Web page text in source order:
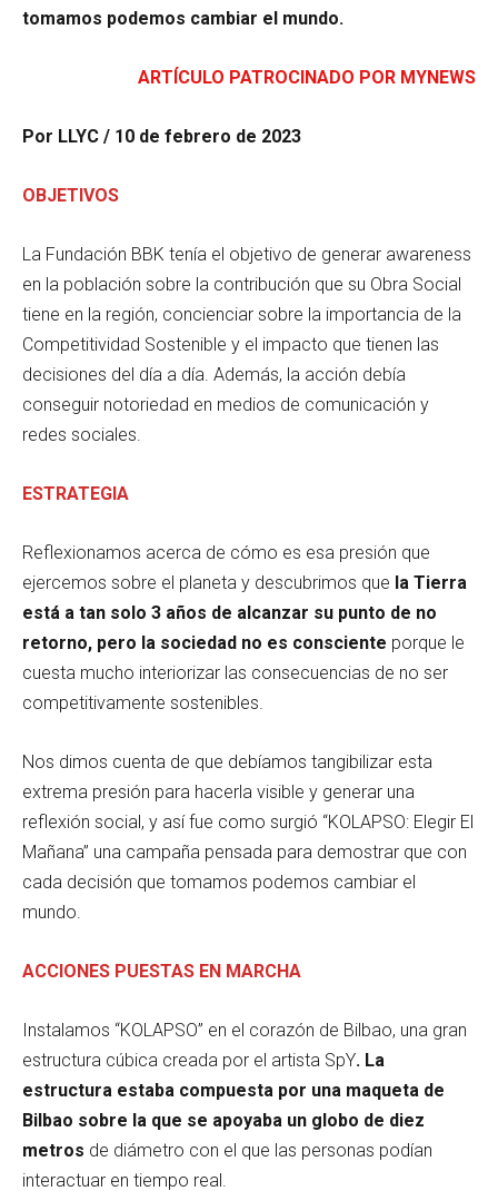
tomamos podemos cambiar el mundo.
ARTÍCULO PATROCINADO POR MYNEWS
Por LLYC / 10 de febrero de 2023
OBJETIVOS
La Fundación BBK tenía el objetivo de generar awareness
en la población sobre la contribución que su Obra Social
tiene en la región, concienciar sobre la importancia de la
Competitividad Sostenible y el impacto que tienen las
decisiones del día a día. Además, la acción debía
conseguir notoriedad en medios de comunicación y
redes sociales.
ESTRATEGIA
Reflexionamos acerca de cómo es esa presión que
ejercemos sobre el planeta y descubrimos que la Tierra
está a tan solo 3 años de alcanzar su punto de no
retorno, pero la sociedad no es consciente porque le
cuesta mucho interiorizar las consecuencias de no ser
competitivamente sostenibles.
Nos dimos cuenta de que debíamos tangibilizar esta
extrema presión para hacerla visible y generar una
reflexión social, y así fue como surgió “KOLAPSO: Elegir El
Mañana” una campaña pensada para demostrar que con
cada decisión que tomamos podemos cambiar el
mundo.
ACCIONES PUESTAS EN MARCHA
Instalamos “KOLAPSO” en el corazón de Bilbao, una gran
estructura cúbica creada por el artista SpY. La
estructura estaba compuesta por una maqueta de
Bilbao sobre la que se apoyaba un globo de diez
metros de diámetro con el que las personas podían
interactuar en tiempo real.